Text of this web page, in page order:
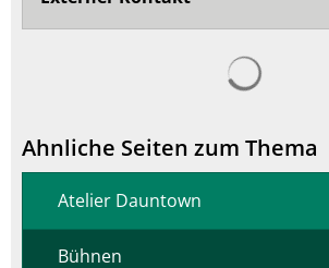
Ahnliche Seiten zum Thema
Atelier Dauntown
Bühnen